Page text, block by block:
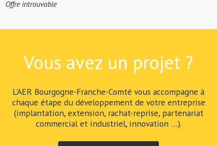
Offre introuvable
Vous avez un projet ?
L'AER Bourgogne-Franche-Comté vous accompagne à
chaque étape du développement de votre entreprise
(implantation, extension, rachat-reprise, partenariat
commercial et industriel, innovation …).